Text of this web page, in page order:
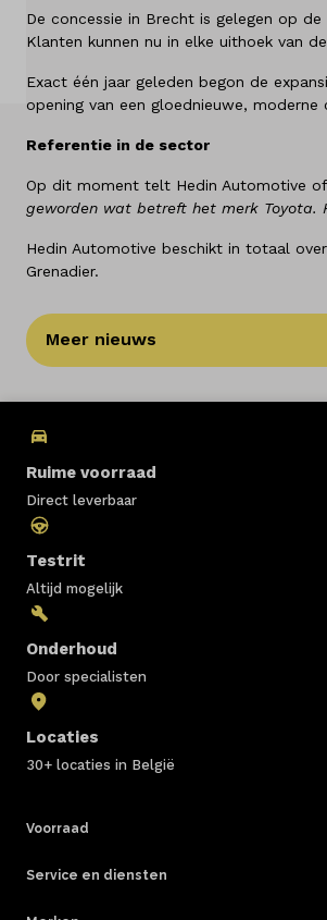
Over ons
België
Nederlands
Frans
De concessie in Brecht is gelegen op
Klanten kunnen nu in elke uithoek van
Exact één jaar geleden begon de
opening van een gloednieuwe,
Referentie in de sector
Op dit moment telt Hedin Automotive
geworden wat betreft het merk
Hedin Automotive beschikt in totaal
Grenadier.
Meer nieuws
Ruime voorraad
Direct leverbaar
Testrit
Altijd mogelijk
Onderhoud
Door specialisten
Locaties
30+ locaties in België
Voorraad
Service en diensten